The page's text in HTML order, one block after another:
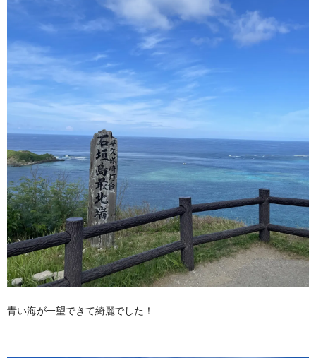
青い海が一望できて綺麗でした！